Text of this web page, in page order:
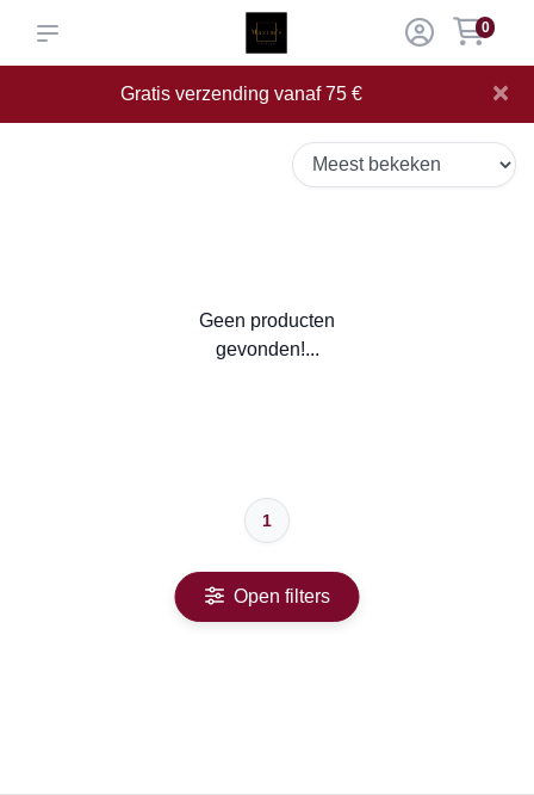
0
Gratis verzending vanaf 75 € ×
Geen producten
gevonden!...
1
Open filters